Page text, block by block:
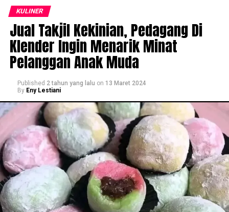
KULINER
Jual Takjil Kekinian, Pedagang Di
Klender Ingin Menarik Minat
Pelanggan Anak Muda
Published 2 tahun yang lalu on 13 Maret 2024
By Eny Lestiani